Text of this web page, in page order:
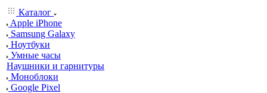
Каталог
Apple iPhone
Samsung Galaxy
Ноутбуки
Умные часы
Наушники и гарнитуры
Моноблоки
Google Pixel